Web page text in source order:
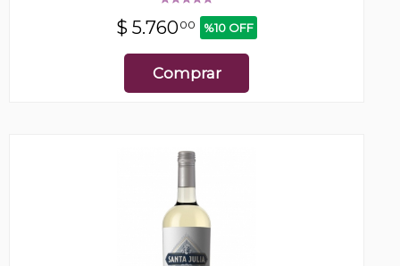
$ 5.76000 %10 OFF
Comprar